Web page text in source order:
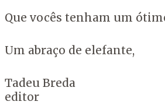
Que vocês tenham um
Um abraço de elefante,
Tadeu Breda
editor